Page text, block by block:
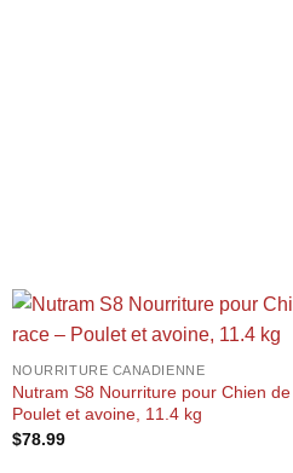
+
NOURRITURE CANADIENNE
Nutram S8 Nourriture pour Chien
Poulet et avoine, 11.4 kg
$78.99